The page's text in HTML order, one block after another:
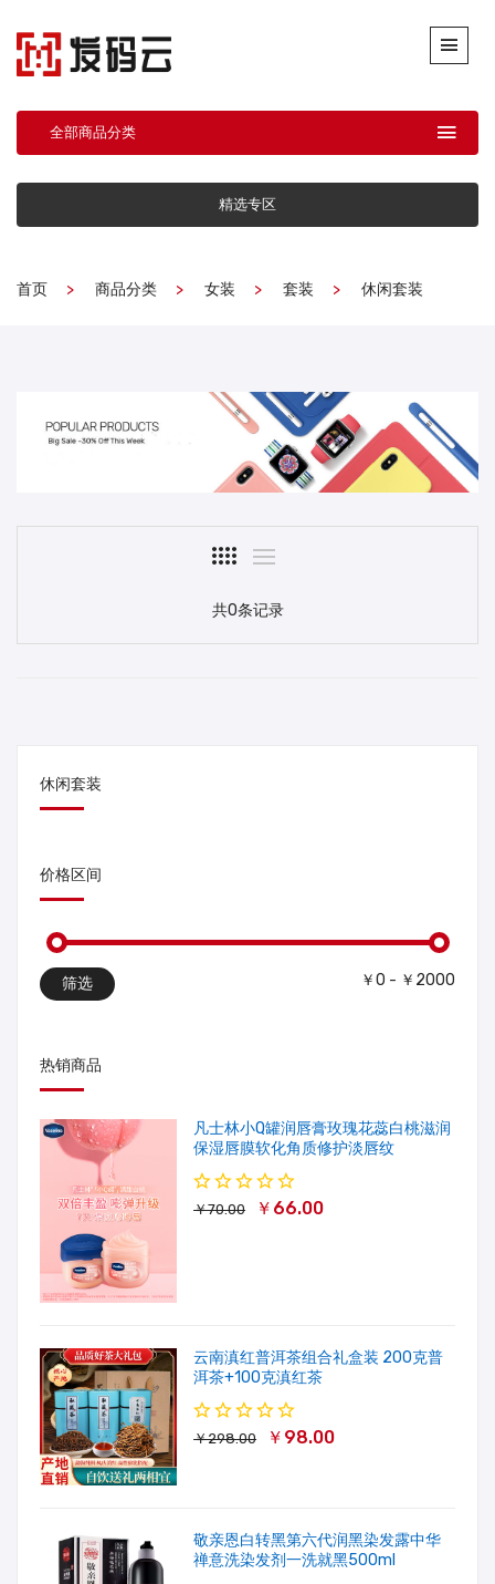
全部商品分类
精选专区
首页 商品分类 女装 套装 休闲套装
共0条记录
休闲套装
价格区间
筛选 ￥0 - ￥2000
热销商品
凡士林小Q罐润唇膏玫瑰花蕊白桃滋润
保湿唇膜软化角质修护淡唇纹
￥70.00 ￥66.00
云南滇红普洱茶组合礼盒装 200克普
洱茶+100克滇红茶
￥298.00 ￥98.00
敬亲恩白转黑第六代润黑染发露中华
禅意洗染发剂一洗就黑500ml